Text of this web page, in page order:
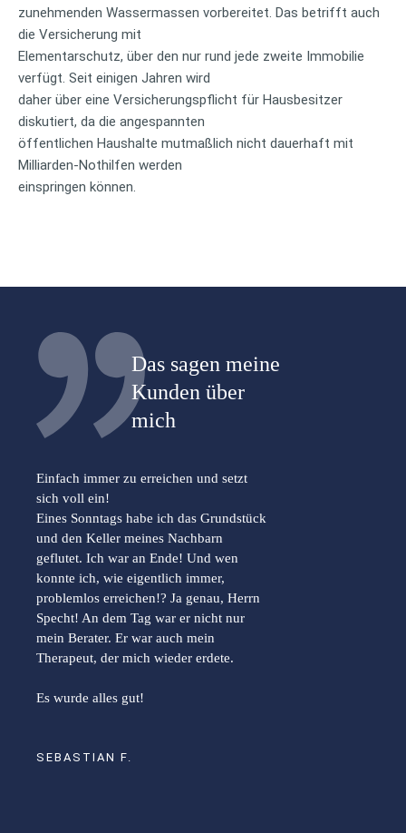
zunehmenden Wassermassen vorbereitet. Das betrifft auch
die Versicherung mit
Elementarschutz, über den nur rund jede zweite Immobilie
verfügt. Seit einigen Jahren wird
daher über eine Versicherungspflicht für Hausbesitzer
diskutiert, da die angespannten
öffentlichen Haushalte mutmaßlich nicht dauerhaft mit
Milliarden-Nothilfen werden
einspringen können.
Das sagen meine
Kunden über
mich
Einfach immer zu erreichen und setzt
sich voll ein!
Eines Sonntags habe ich das Grundstück
und den Keller meines Nachbarn
geflutet. Ich war an Ende! Und wen
konnte ich, wie eigentlich immer,
problemlos erreichen!? Ja genau, Herrn
Specht! An dem Tag war er nicht nur
mein Berater. Er war auch mein
Therapeut, der mich wieder erdete.
Es wurde alles gut!
SEBASTIAN F.